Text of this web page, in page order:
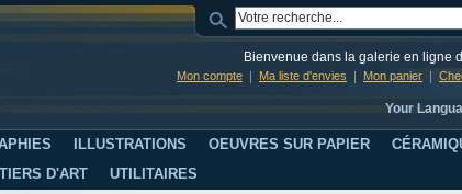
Bienvenue dans la galerie en ligne
Mon compte Ma liste d'envies Mon panier
Your
ILLUSTRATIONS OEUVRES SUR PAPIER
D'ART UTILITAIRES